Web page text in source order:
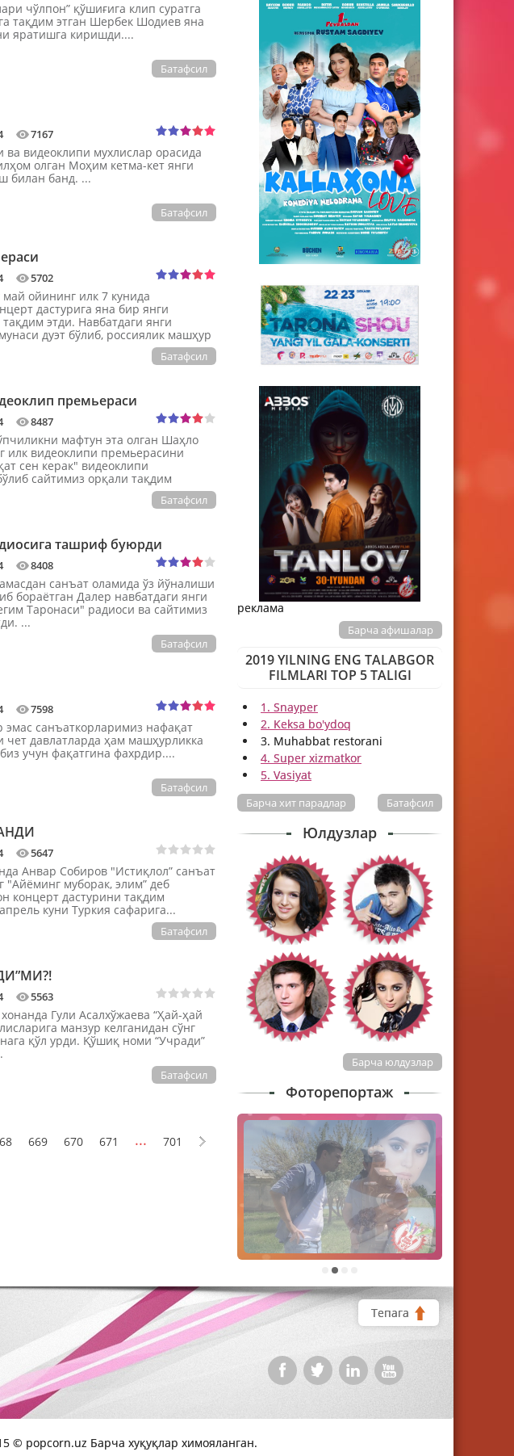
чўлпон” қўшиғига клип суратга
тақдим этган Шербек Шодиев яна
яратишга киришди....
Батафсил
7167
ва видеоклипи мухлислар орасида
олган Моҳим кетма-кет янги
билан банд. ...
Батафсил
5702
ойининг илк 7 кунида
дастурига яна бир янги
этди. Навбатдаги янги
дуэт бўлиб, россиялик машҳур
Батафсил
премьераси
8487
мафтун эта олган Шаҳло
илк видеоклипи премьерасини
сен керак" видеоклипи
сайтимиз орқали тақдим
Батафсил
ташриф буюрди
8408
санъат оламида ўз йўналиши
бораётган Далер навбатдаги янги
Таронаси" радиоси ва сайтимиз
...
Батафсил
7598
эмас санъаткорларимиз нафақат
чет давлатларда ҳам машҳурликка
учун фақатгина фахрдир....
Батафсил
5647
Анвар Собиров "Истиқлол” санъат
"Айёминг муборак, элим” деб
концерт дастурини тақдим
куни Туркия сафарига...
Батафсил
5563
Гули Асалхўжаева “Ҳай-ҳай
манзур келганидан сўнг
қўл урди. Қўшиқ номи “Учради”
Батафсил
669 670 671 ... 701
реклама
Барча афишалар
2019 YILNING ENG TALABGOR
FILMLARI TOP 5 TALIGI
1. Snayper
2. Keksa bo'ydoq
3. Muhabbat restorani
4. Super xizmatkor
5. Vasiyat
Батафсил
Барча хит парадлар
Юлдузлар
Барча юлдузлар
Фоторепортаж
2
Тепага
© popcorn.uz Барча хуқуқлар химояланган.